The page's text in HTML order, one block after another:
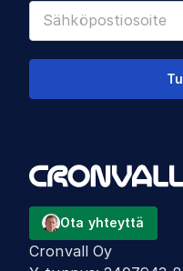
Ota yhteyttä
Cronvall Oy